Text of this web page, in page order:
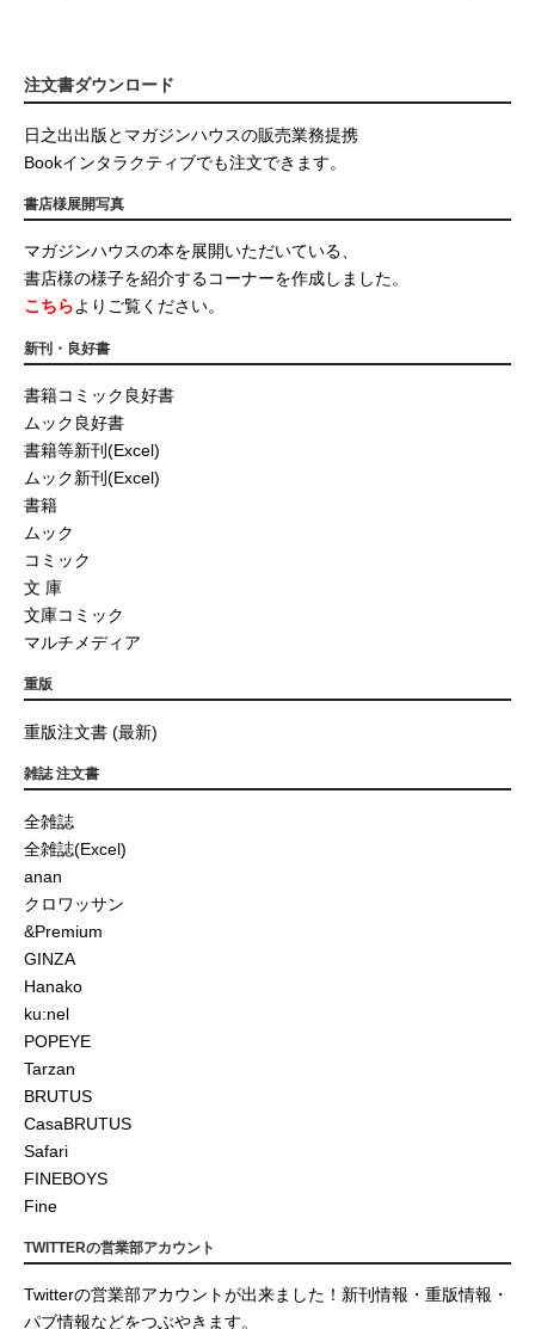
注文書ダウンロード
日之出出版とマガジンハウスの販売業務提携
Bookインタラクティブでも注文できます。
書店様展開写真
マガジンハウスの本を展開いただいている、
書店様の様子を紹介するコーナーを作成しました。
こちらよりご覧ください。
新刊・良好書
書籍コミック良好書
ムック良好書
書籍等新刊(Excel)
ムック新刊(Excel)
書籍
ムック
コミック
文 庫
文庫コミック
マルチメディア
重版
重版注文書 (最新)
雑誌 注文書
全雑誌
全雑誌(Excel)
anan
クロワッサン
&Premium
GINZA
Hanako
ku:nel
POPEYE
Tarzan
BRUTUS
CasaBRUTUS
Safari
FINEBOYS
Fine
TWITTERの営業部アカウント
Twitterの営業部アカウントが出来ました！新刊情報・重版情報・
パブ情報などをつぶやきます。